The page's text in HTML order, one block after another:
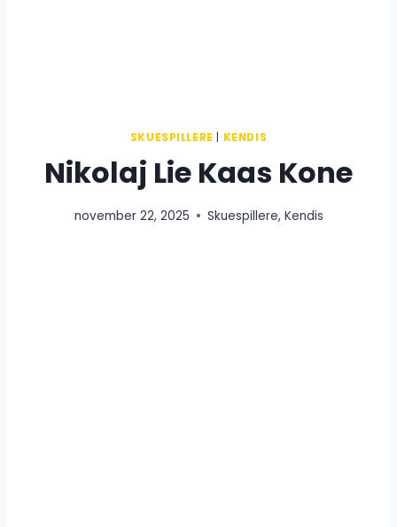
SKUESPILLERE KENDIS
Nikolaj Lie Kaas Kone
november 22, 2025 Skuespillere, Kendis